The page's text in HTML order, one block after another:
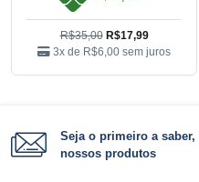
R$35,00 R$17,99
3x de R$6,00 sem juros
Seja o primeiro a
nossos produtos